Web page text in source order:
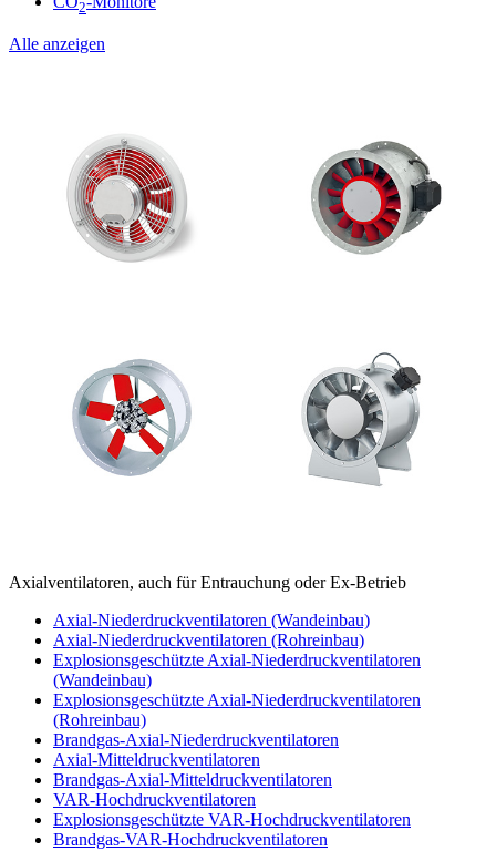
2
Alle anzeigen
Axialventilatoren, auch für Entrauchung oder Ex-Betrieb
Axial-Niederdruckventilatoren (Wandeinbau)
Axial-Niederdruckventilatoren (Rohreinbau)
Explosionsgeschützte Axial-Niederdruckventilatoren
(Wandeinbau)
Explosionsgeschützte Axial-Niederdruckventilatoren
(Rohreinbau)
Brandgas-Axial-Niederdruckventilatoren
Axial-Mitteldruckventilatoren
Brandgas-Axial-Mitteldruckventilatoren
VAR-Hochdruckventilatoren
Explosionsgeschützte VAR-Hochdruckventilatoren
Brandgas-VAR-Hochdruckventilatoren